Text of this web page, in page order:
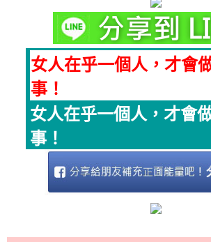
女人在乎一個人，才會
事！
女人在乎一個人，才會
事！